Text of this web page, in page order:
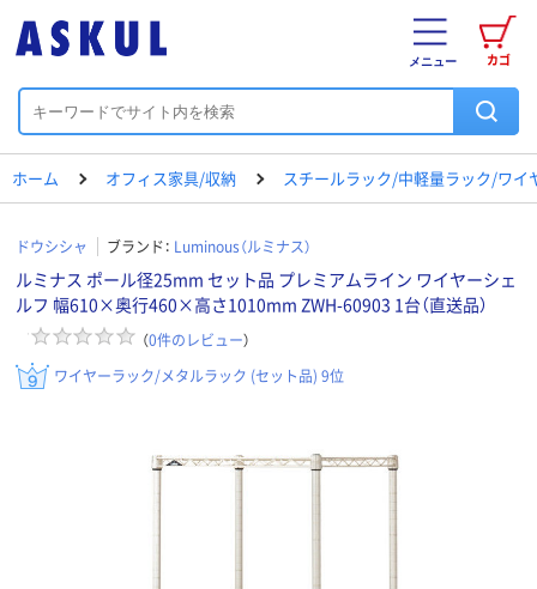
カゴ
メニュー
ホーム オフィス家具/収納 スチールラック/中軽量ラック/ワイ
ドウシシャ ブランド： Luminous（ルミナス）
ルミナス ポール径25mm セット品 プレミアムライン ワイヤーシェ
ルフ 幅610×奥行460×高さ1010mm ZWH-60903 1台（直送品）
（0件のレビュー）
ワイヤーラック/メタルラック (セット品) 9位